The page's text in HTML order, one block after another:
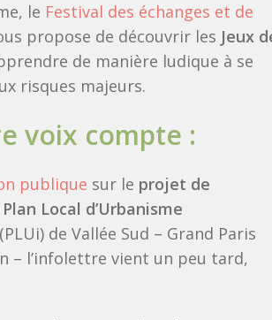
le Festival des échanges et de
propose de découvrir les Jeux
de manière ludique à se
risques majeurs.
voix compte :
publique sur le projet de
Local d’Urbanisme
(PLUi) de Vallée Sud – Grand Paris
– l’infolettre vient un peu tard,